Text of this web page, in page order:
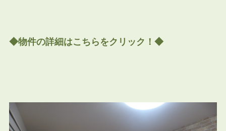
◆物件の詳細はこちらをクリック！◆